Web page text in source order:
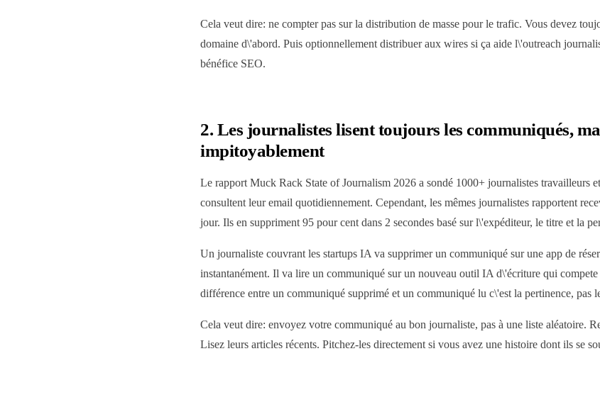
Cela veut dire: ne compter pas sur la distribution de masse pour le trafic. Vous devez
domaine d\'abord. Puis optionnellement distribuer aux wires si ça aide l\'outreach
bénéfice SEO.
2. Les journalistes lisent toujours les communiqués,
impitoyablement
Le rapport Muck Rack State of Journalism 2026 a sondé 1000+ journalistes travailleurs
consultent leur email quotidiennement. Cependant, les mêmes journalistes rapportent
jour. Ils en suppriment 95 pour cent dans 2 secondes basé sur l\'expéditeur, le titre et la
Un journaliste couvrant les startups IA va supprimer un communiqué sur une app de
instantanément. Il va lire un communiqué sur un nouveau outil IA d\'écriture qui
différence entre un communiqué supprimé et un communiqué lu c\'est la pertinence, pas
Cela veut dire: envoyez votre communiqué au bon journaliste, pas à une liste aléatoire.
Lisez leurs articles récents. Pitchez-les directement si vous avez une histoire dont ils se